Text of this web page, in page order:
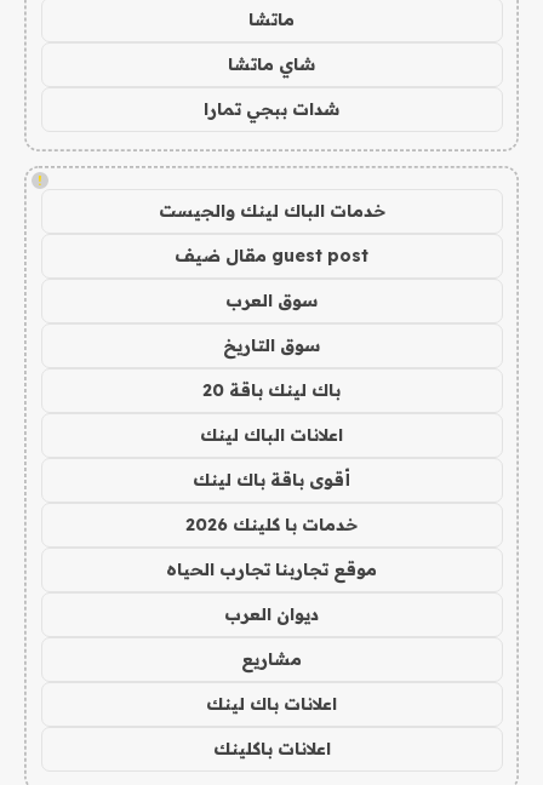
ماتشا
شاي ماتشا
شدات ببجي تمارا
!
خدمات الباك لينك والجيست
guest post مقال ضيف
سوق العرب
سوق التاريخ
باك لينك باقة 20
اعلانات الباك لينك
أقوى باقة باك لينك
خدمات با كلينك 2026
موقع تجاربنا تجارب الحياه
ديوان العرب
مشاريع
اعلانات باك لينك
اعلانات باكلينك